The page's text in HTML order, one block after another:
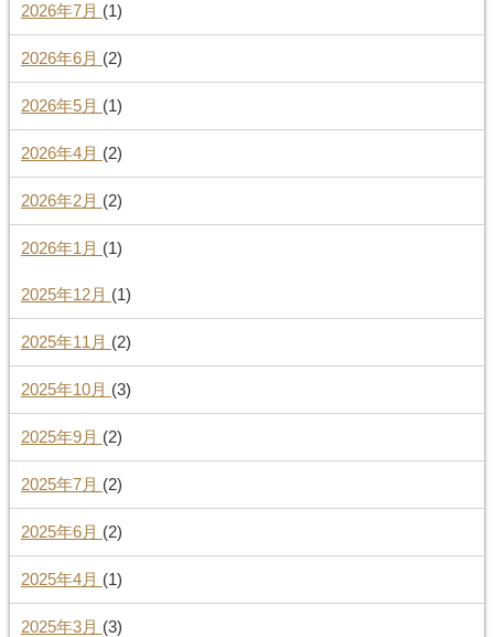
2026年7月 (1)
2026年6月 (2)
2026年5月 (1)
2026年4月 (2)
2026年2月 (2)
2026年1月 (1)
2025年12月 (1)
2025年11月 (2)
2025年10月 (3)
2025年9月 (2)
2025年7月 (2)
2025年6月 (2)
2025年4月 (1)
2025年3月 (3)